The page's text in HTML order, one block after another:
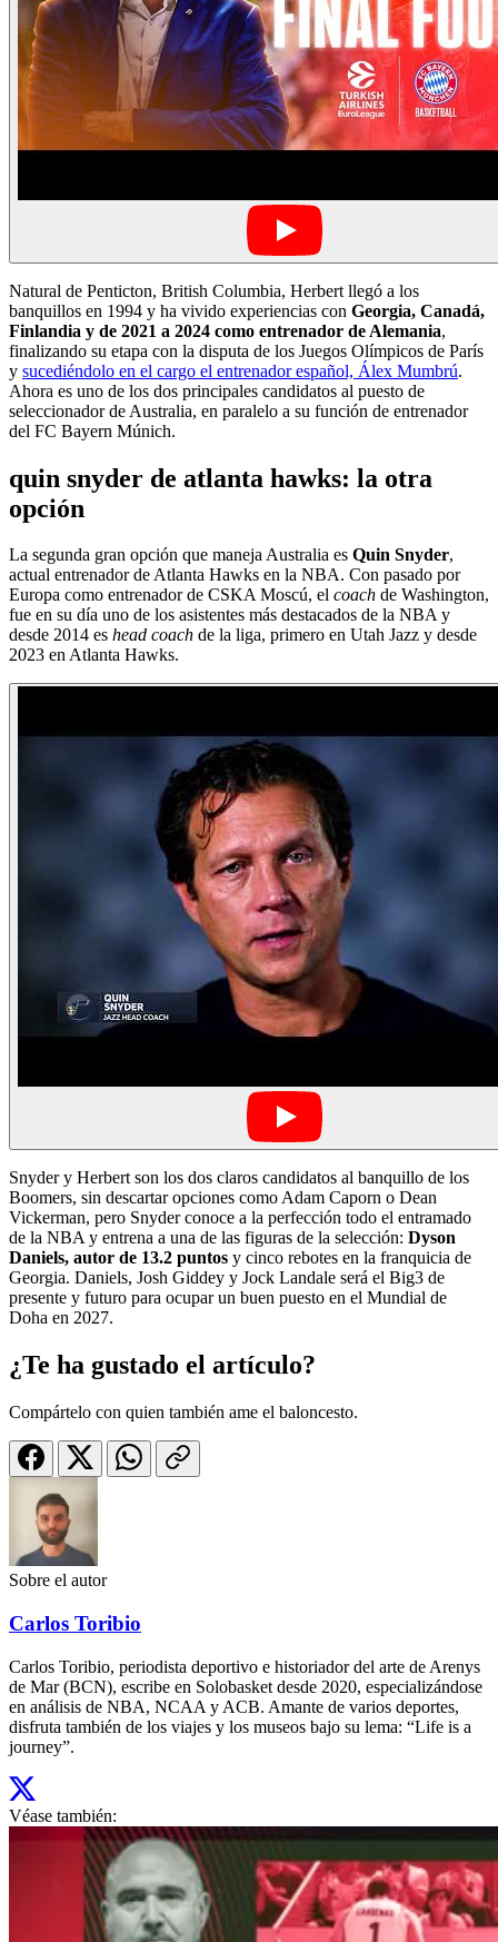
Natural de Penticton, British Columbia, Herbert llegó a los
banquillos en 1994 y ha vivido experiencias con Georgia, Canadá,
Finlandia y de 2021 a 2024 como entrenador de Alemania,
finalizando su etapa con la disputa de los Juegos Olímpicos de París
y sucediéndolo en el cargo el entrenador español, Álex Mumbrú.
Ahora es uno de los dos principales candidatos al puesto de
seleccionador de Australia, en paralelo a su función de entrenador
del FC Bayern Múnich.
quin snyder de atlanta hawks: la otra
opción
La segunda gran opción que maneja Australia es Quin Snyder,
actual entrenador de Atlanta Hawks en la NBA. Con pasado por
Europa como entrenador de CSKA Moscú, el coach de Washington,
fue en su día uno de los asistentes más destacados de la NBA y
desde 2014 es head coach de la liga, primero en Utah Jazz y desde
2023 en Atlanta Hawks.
Snyder y Herbert son los dos claros candidatos al banquillo de los
Boomers, sin descartar opciones como Adam Caporn o Dean
Vickerman, pero Snyder conoce a la perfección todo el entramado
de la NBA y entrena a una de las figuras de la selección: Dyson
Daniels, autor de 13.2 puntos y cinco rebotes en la franquicia de
Georgia. Daniels, Josh Giddey y Jock Landale será el Big3 de
presente y futuro para ocupar un buen puesto en el Mundial de
Doha en 2027.
¿Te ha gustado el artículo?
Compártelo con quien también ame el baloncesto.
Sobre el autor
Carlos Toribio
Carlos Toribio, periodista deportivo e historiador del arte de Arenys
de Mar (BCN), escribe en Solobasket desde 2020, especializándose
en análisis de NBA, NCAA y ACB. Amante de varios deportes,
disfruta también de los viajes y los museos bajo su lema: “Life is a
journey”.
Véase también: